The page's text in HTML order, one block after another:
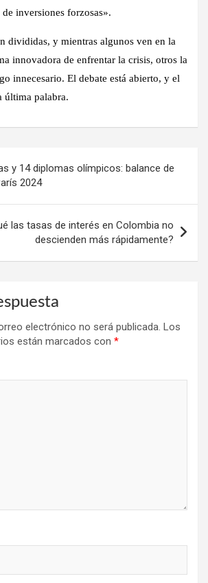
inversiones forzosas».
divididas, y mientras algunos ven en la
innovadora de enfrentar la crisis, otros la
innecesario. El debate está abierto, y el
última palabra.
y 14 diplomas olímpicos: balance de
2024
las tasas de interés en Colombia no
descienden más rápidamente?
electrónico no será publicada. Los
están marcados con *